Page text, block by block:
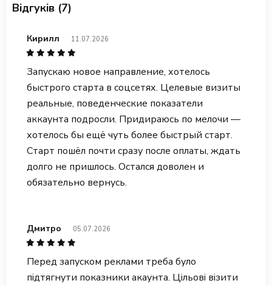
Відгуків (7)
Кирилл 11.07.2026
Запускаю новое направление, хотелось
быстрого старта в соцсетях. Целевые визиты
реальные, поведенческие показатели
аккаунта подросли. Придираюсь по мелочи —
хотелось бы ещё чуть более быстрый старт.
Старт пошёл почти сразу после оплаты, ждать
долго не пришлось. Остался доволен и
обязательно вернусь.
Дмитро 05.07.2026
Перед запуском реклами треба було
підтягнути показники акаунта. Цільові візити